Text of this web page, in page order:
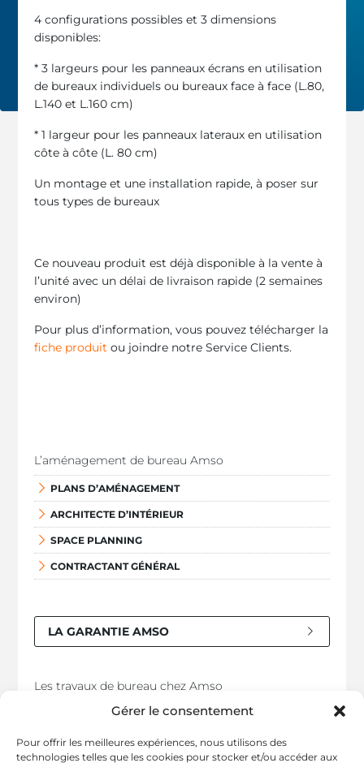
Gérer le consentement
Pour offrir les meilleures expériences, nous utilisons des
technologies telles que les cookies pour stocker et/ou accéder aux
4 configurations possibles et 3 dimensions
disponibles:
* 3 largeurs pour les panneaux écrans en utilisation
de bureaux individuels ou bureaux face à face (L.80,
L.140 et L.160 cm)
* 1 largeur pour les panneaux lateraux en utilisation
côte à côte (L. 80 cm)
Un montage et une installation rapide, à poser sur
tous types de bureaux
Ce nouveau produit est déjà disponible à la vente à
l’unité avec un délai de livraison rapide (2 semaines
environ)
Pour plus d’information, vous pouvez télécharger la
fiche produit ou joindre notre Service Clients.
L’aménagement de bureau Amso
PLANS D’AMÉNAGEMENT
ARCHITECTE D’INTÉRIEUR
SPACE PLANNING
CONTRACTANT GÉNÉRAL
LA GARANTIE AMSO
Les travaux de bureau chez Amso
Cloison amovible bureaux
Faux-plafond